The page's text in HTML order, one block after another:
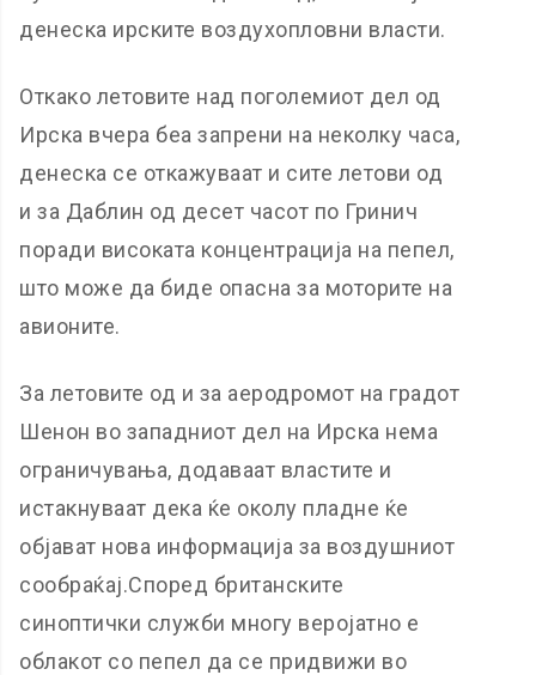
денеска ирските воздухопловни власти.
Откако летовите над поголемиот дел од
Ирска вчера беа запрени на неколку часа,
денеска се откажуваат и сите летови од
и за Даблин од десет часот по Гринич
поради високата концентрација на пепел,
што може да биде опасна за моторите на
авионите.
За летовите од и за аеродромот на градот
Шенон во западниот дел на Ирска нема
ограничувања, додаваат властите и
истакнуваат дека ќе околу пладне ќе
објават нова информација за воздушниот
сообраќај.Според британските
синоптички служби многу веројатно е
облакот со пепел да се придвижи во